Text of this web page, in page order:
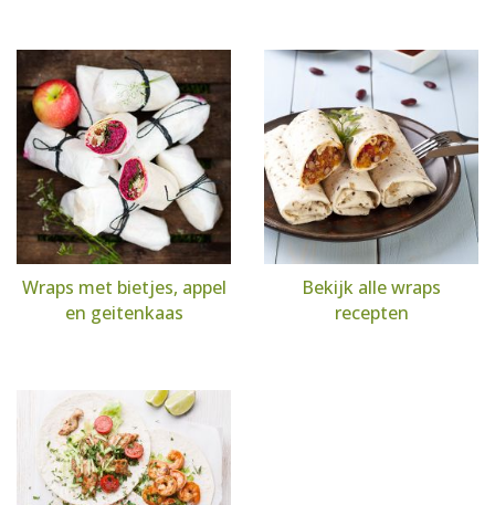
Wraps met bietjes, appel
en geitenkaas
Bekijk alle wraps
recepten